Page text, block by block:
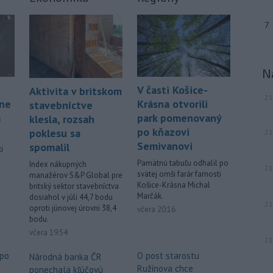
Aktivita v britskom
stavebníctve
klesla, rozsah
poklesu sa
spomalil
Index nákupných
manažérov S&P Global pre
britský sektor stavebníctva
dosiahol v júli 44,7 bodu
oproti júnovej úrovni 38,4
bodu.
včera 19:54
Národná banka ČR
ponechala kľúčovú
V časti Košice-
Krásna otvorili
park pomenovaný
po kňazovi
Semivanovi
Pamätnú tabuľu odhalil po
svätej omši farár farnosti
Košice-Krásna Michal
Marčák.
včera 20:16
O post starostu
Ružinova chce
7